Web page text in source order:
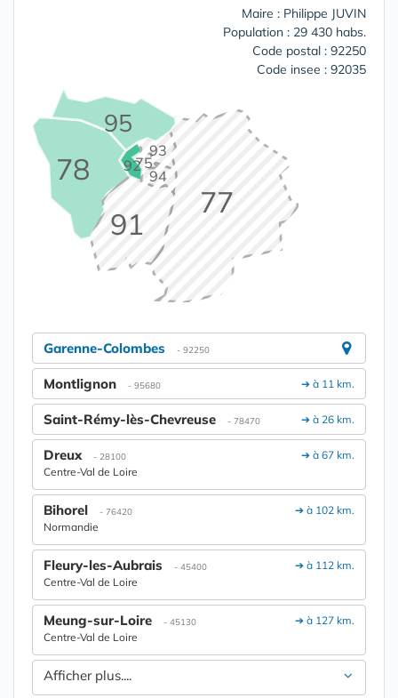
Maire : Philippe JUVIN
Population : 29 430 habs.
Code postal : 92250
Code insee : 92035
75
77
78
91
92
93
94
95
Garenne-Colombes - 92250
➔ à 11 km.
Montlignon - 95680
➔ à 26 km.
Saint-Rémy-lès-Chevreuse - 78470
➔ à 67 km.
Dreux - 28100
Centre-Val de Loire
➔ à 102 km.
Bihorel - 76420
Normandie
➔ à 112 km.
Fleury-les-Aubrais - 45400
Centre-Val de Loire
➔ à 127 km.
Meung-sur-Loire - 45130
Centre-Val de Loire
Afficher plus....